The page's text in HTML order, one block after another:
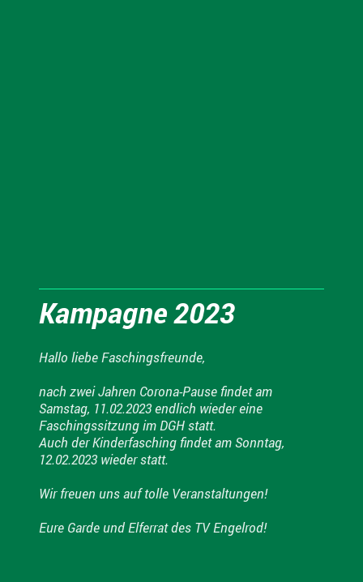
Kampagne 2023
Hallo liebe Faschingsfreunde,
nach zwei Jahren Corona-Pause findet am
Samstag, 11.02.2023 endlich wieder eine
Faschingssitzung im DGH statt.
Auch der Kinderfasching findet am Sonntag,
12.02.2023 wieder statt.
Wir freuen uns auf tolle Veranstaltungen!
Eure Garde und Elferrat des TV Engelrod!